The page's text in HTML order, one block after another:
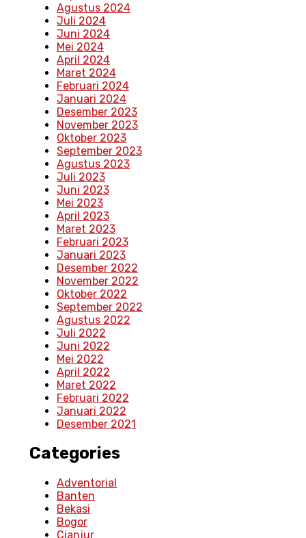
Agustus 2024
Juli 2024
Juni 2024
Mei 2024
April 2024
Maret 2024
Februari 2024
Januari 2024
Desember 2023
November 2023
Oktober 2023
September 2023
Agustus 2023
Juli 2023
Juni 2023
Mei 2023
April 2023
Maret 2023
Februari 2023
Januari 2023
Desember 2022
November 2022
Oktober 2022
September 2022
Agustus 2022
Juli 2022
Juni 2022
Mei 2022
April 2022
Maret 2022
Februari 2022
Januari 2022
Desember 2021
Categories
Adventorial
Banten
Bekasi
Bogor
Cianjur